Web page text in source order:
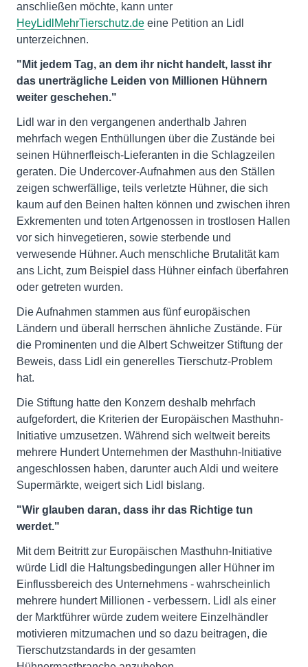
anschließen möchte, kann unter
HeyLidlMehrTierschutz.de eine Petition an Lidl
unterzeichnen.
"Mit jedem Tag, an dem ihr nicht handelt, lasst ihr
das unerträgliche Leiden von Millionen Hühnern
weiter geschehen."
Lidl war in den vergangenen anderthalb Jahren
mehrfach wegen Enthüllungen über die Zustände bei
seinen Hühnerfleisch-Lieferanten in die Schlagzeilen
geraten. Die Undercover-Aufnahmen aus den Ställen
zeigen schwerfällige, teils verletzte Hühner, die sich
kaum auf den Beinen halten können und zwischen ihren
Exkrementen und toten Artgenossen in trostlosen Hallen
vor sich hinvegetieren, sowie sterbende und
verwesende Hühner. Auch menschliche Brutalität kam
ans Licht, zum Beispiel dass Hühner einfach überfahren
oder getreten wurden.
Die Aufnahmen stammen aus fünf europäischen
Ländern und überall herrschen ähnliche Zustände. Für
die Prominenten und die Albert Schweitzer Stiftung der
Beweis, dass Lidl ein generelles Tierschutz-Problem
hat.
Die Stiftung hatte den Konzern deshalb mehrfach
aufgefordert, die Kriterien der Europäischen Masthuhn-
Initiative umzusetzen. Während sich weltweit bereits
mehrere Hundert Unternehmen der Masthuhn-Initiative
angeschlossen haben, darunter auch Aldi und weitere
Supermärkte, weigert sich Lidl bislang.
"Wir glauben daran, dass ihr das Richtige tun
werdet."
Mit dem Beitritt zur Europäischen Masthuhn-Initiative
würde Lidl die Haltungsbedingungen aller Hühner im
Einflussbereich des Unternehmens - wahrscheinlich
mehrere hundert Millionen - verbessern. Lidl als einer
der Marktführer würde zudem weitere Einzelhändler
motivieren mitzumachen und so dazu beitragen, die
Tierschutzstandards in der gesamten